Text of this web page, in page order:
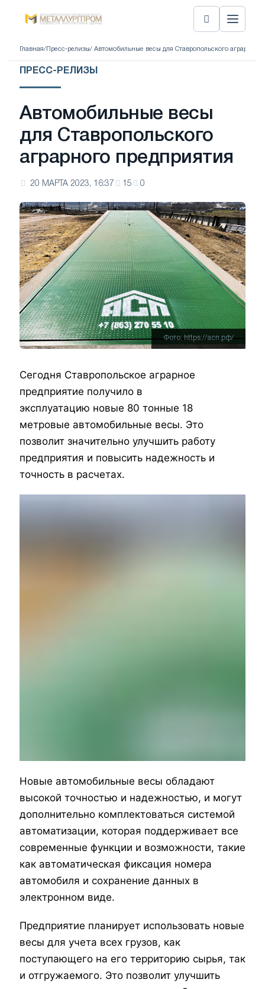
Главная/ Пресс-релизы/ Автомобильные весы для Ставропольского аграрного
ПРЕСС-РЕЛИЗЫ
Автомобильные весы
для Ставропольского
аграрного предприятия
20 МАРТА 2023, 16:37 15 0
Фото: https://асп.рф/
Сегодня Ставропольское аграрное
предприятие получило в
эксплуатацию новые 80 тонные 18
метровые автомобильные весы. Это
позволит значительно улучшить работу
предприятия и повысить надежность и
точность в расчетах.
Новые автомобильные весы обладают
высокой точностью и надежностью, и могут
дополнительно комплектоваться системой
автоматизации, которая поддерживает все
современные функции и возможности, такие
как автоматическая фиксация номера
автомобиля и сохранение данных в
электронном виде.
Предприятие планирует использовать новые
весы для учета всех грузов, как
поступающего на его территорию сырья, так
и отгружаемого. Это позволит улучшить